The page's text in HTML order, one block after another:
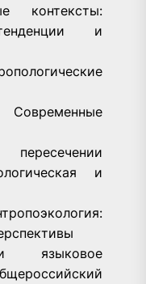
контексты:
и
Современные
и
языковое